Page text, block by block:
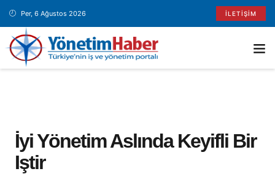
Per, 6 Ağustos 2026 İLETIŞIM
İyi Yönetim Aslında Keyifli Bir
Iştir